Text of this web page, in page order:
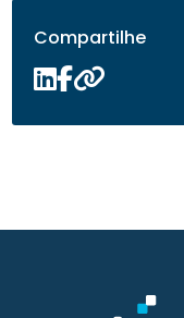
Compartilhe